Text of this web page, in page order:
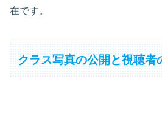
在です。
クラス写真の公開と視聴者